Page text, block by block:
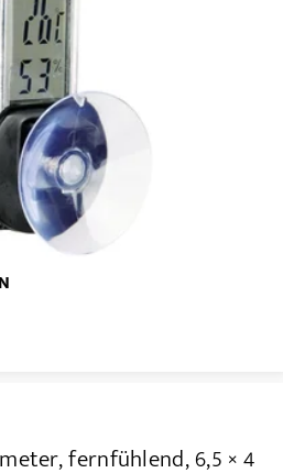
fernfühlend, 6,5 × 4